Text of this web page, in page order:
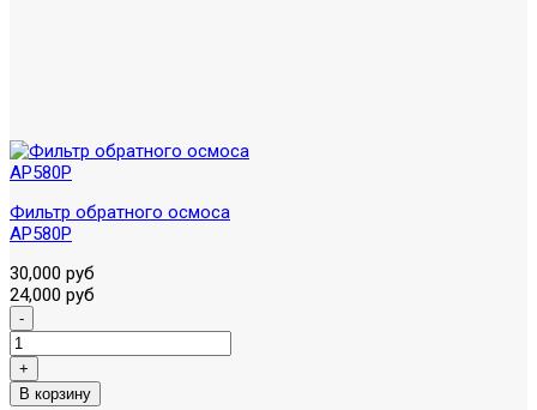
Фильтр обратного осмоса
AP580P
30,000 руб
24,000 руб